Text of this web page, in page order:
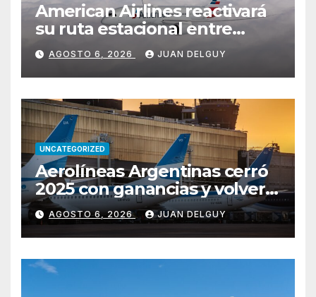
American Airlines reactivará
su ruta estacional entre
Miami y Montevideo con
vuelos diarios
AGOSTO 6, 2026 JUAN DELGUY
UNCATEGORIZED
Aerolíneas Argentinas cerró
2025 con ganancias y volverá
a pagar impuesto a las
ganancias
AGOSTO 6, 2026 JUAN DELGUY